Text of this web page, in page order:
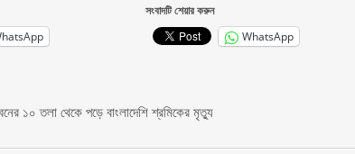
সংবাদটি শেয়ার করুন
WhatsApp
১০ তলা থেকে পড়ে বাংলাদেশি শ্রমিকের মৃত্যু